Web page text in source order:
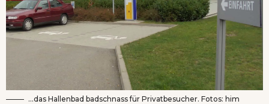
…das Hallenbad badschnass für Privatbesucher. Fotos: him